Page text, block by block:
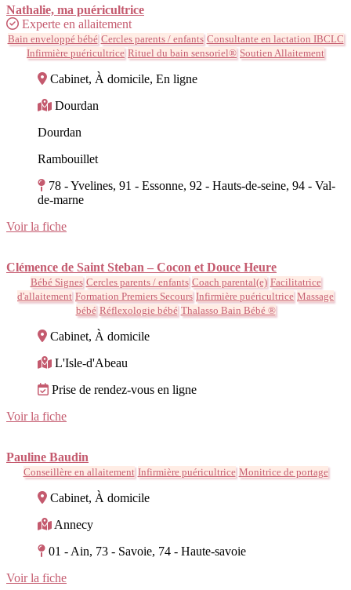
Nathalie, ma puéricultrice
Experte en allaitement
Bain enveloppé bébé Cercles parents / enfants Consultante en lactation IBCLC
Infirmière puéricultrice Rituel du bain sensoriel® Soutien Allaitement
Cabinet, À domicile, En ligne
Dourdan
Dourdan
Rambouillet
78 - Yvelines, 91 - Essonne, 92 - Hauts-de-seine, 94 - Val-
de-marne
Voir la fiche
Clémence de Saint Steban – Cocon et Douce Heure
Bébé Signes Cercles parents / enfants Coach parental(e) Facilitatrice
d'allaitement Formation Premiers Secours Infirmière puéricultrice Massage
bébé Réflexologie bébé Thalasso Bain Bébé ®
Cabinet, À domicile
L'Isle-d'Abeau
Prise de rendez-vous en ligne
Voir la fiche
Pauline Baudin
Conseillère en allaitement Infirmière puéricultrice Monitrice de portage
Cabinet, À domicile
Annecy
01 - Ain, 73 - Savoie, 74 - Haute-savoie
Voir la fiche